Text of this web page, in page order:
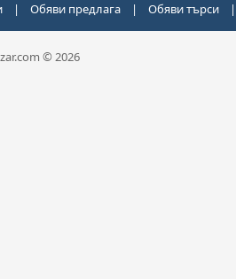
| Обяви предлага | Обяви търси |
© 2026